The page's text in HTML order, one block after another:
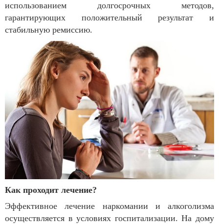
использованием долгосрочных методов,
гарантирующих положительный результат и
стабильную ремиссию.
Как проходит лечение?
Эффективное лечение наркомании и алкоголизма
осуществляется в условиях госпитализации. На дому